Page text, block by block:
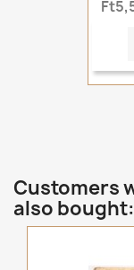
Customers
also bought: